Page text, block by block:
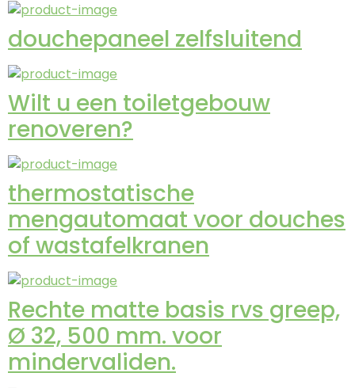
douchepaneel zelfsluitend
Wilt u een toiletgebouw
renoveren?
thermostatische
mengautomaat voor douches
of wastafelkranen
Rechte matte basis rvs greep,
Ø 32, 500 mm. voor
mindervaliden.